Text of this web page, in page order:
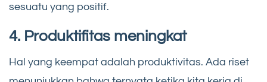
sesuatu yang positif.
4. Produktifitas meningkat
Hal yang keempat adalah produktivitas. Ada riset